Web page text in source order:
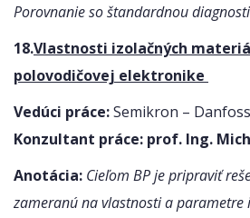
Porovnanie so štandardnou
18.Vlastnosti izolačných
polovodičovej elektronike
Vedúci práce:Semikron –
Konzultant práce: prof. Ing.
Anotácia: Cieľom BP je pripraviť
zameranú na vlastnosti a parametre